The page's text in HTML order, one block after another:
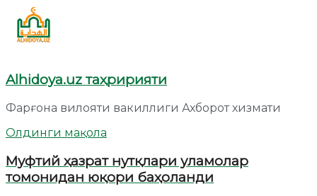
Alhidoya.uz таҳририяти
Фарғона вилояти вакиллиги Ахборот хизмати
Олдинги мақола
Муфтий ҳазрат нутқлари уламолар
томонидан юқори баҳоланди